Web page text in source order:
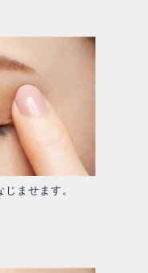
ませます。